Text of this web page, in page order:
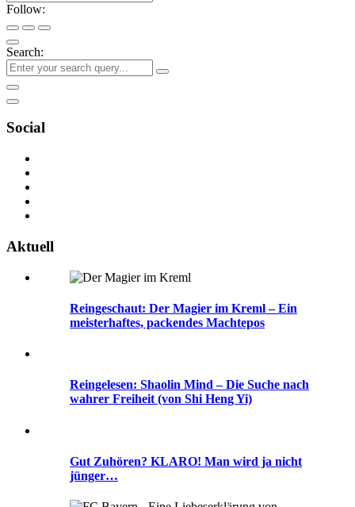
Follow:
Search:
Social
Aktuell
Reingeschaut: Der Magier im Kreml – Ein
meisterhaftes, packendes Machtepos
Reingelesen: Shaolin Mind – Die Suche nach
wahrer Freiheit (von Shi Heng Yi)
Gut Zuhören? KLARO! Man wird ja nicht
jünger…